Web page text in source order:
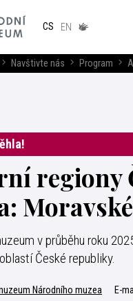
CS EN
v českém
Navštivte nás Program
regiony
v průběhu roku
České republiky.
Národního muzea E-